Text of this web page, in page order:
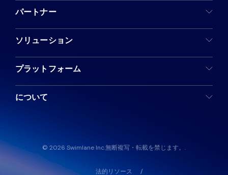
© 2026 Swimlane Inc.無断複写・転載を禁じます。.
法的リソース
パートナー
ソリューション
プラットフォーム
について